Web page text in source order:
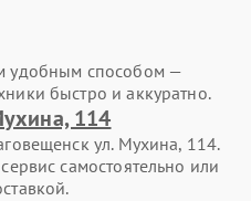
удобным способом —
быстро и аккуратно.
114
ул. Мухина, 114.
самостоятельно или